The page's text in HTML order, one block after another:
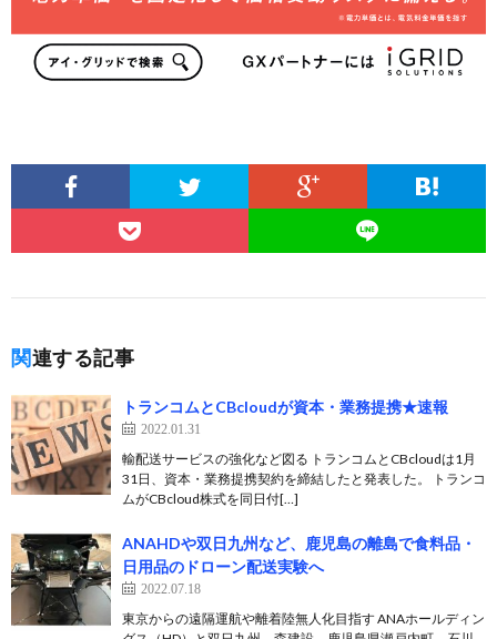
関連する記事
トランコムとCBcloudが資本・業務提携★速報
2022.01.31
輸配送サービスの強化など図る トランコムとCBcloudは1月
31日、資本・業務提携契約を締結したと発表した。 トランコ
ムがCBcloud株式を同日付[…]
ANAHDや双日九州など、鹿児島の離島で食料品・
日用品のドローン配送実験へ
2022.07.18
東京からの遠隔運航や離着陸無人化目指す ANAホールディン